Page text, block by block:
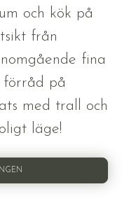
och kök på
från
fina
förråd på
med trall och
läge!